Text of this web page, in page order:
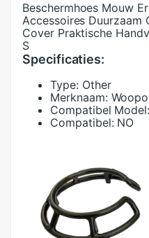
Beschermhoes Mouw
Accessoires Duurzaam
Cover Praktische
S
Specificaties:
Type: Other
Merknaam:
Compatibel Model:
Compatibel: NO